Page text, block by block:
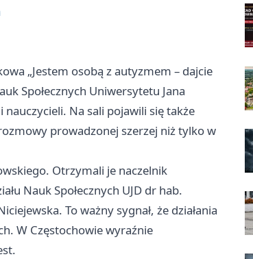
„Jestem osobą z autyzmem – dajcie
Społecznych Uniwersytetu Jana
nauczycieli. Na sali pojawili się także
prowadzonej szerzej niż tylko w
Otrzymali je naczelnik
Nauk Społecznych UJD dr hab.
To ważny sygnał, że działania
W Częstochowie wyraźnie